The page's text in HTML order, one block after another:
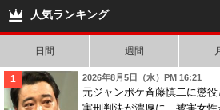
恋愛に制限かけた方がいい！！
謝罪コメント発表
人気ランキング
日間 週間
2026年8月5日（水）PM 16:21
元ジャンポケ斉藤慎二に懲